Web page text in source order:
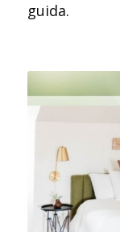
guida.